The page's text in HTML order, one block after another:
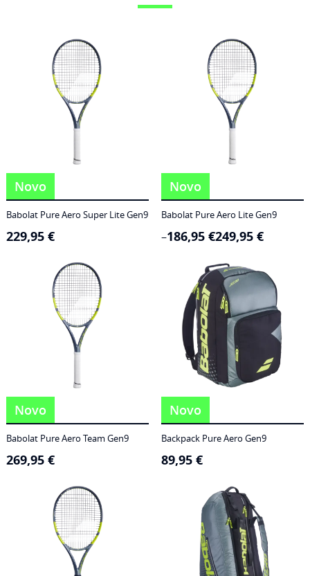
Novo
Babolat Pure Aero Super Lite Gen9
229,95 €
Novo
Babolat Pure Aero Lite Gen9
186,95 €
– 249,95 €
Price
range:
249,95 €
Novo
Babolat Pure Aero Team Gen9
269,95 €
Novo
Backpack Pure Aero Gen9
89,95 €